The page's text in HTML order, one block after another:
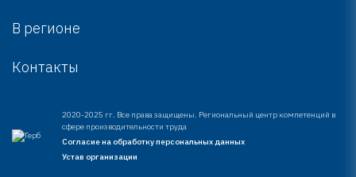
В регионе
Контакты
2020-2025 гг. Все права защищены. Региональный центр компетенций в
сфере производительности труда
Согласие на обработку персональных данных
Устав организации